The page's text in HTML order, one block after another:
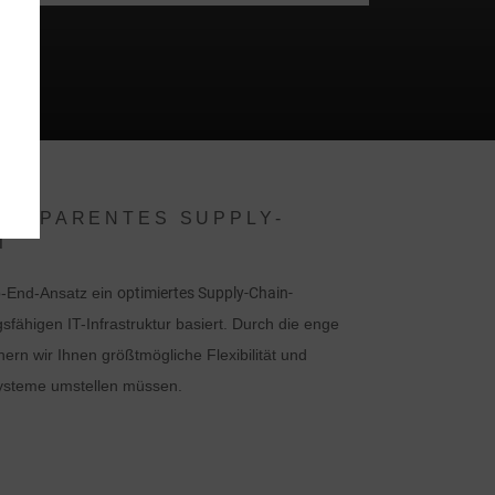
SUPPLY-
Ansatz ein optimiertes Supply-Chain-
IT-Infrastruktur basiert. Durch die enge
wir Ihnen größtmögliche Flexibilität und
umstellen müssen.